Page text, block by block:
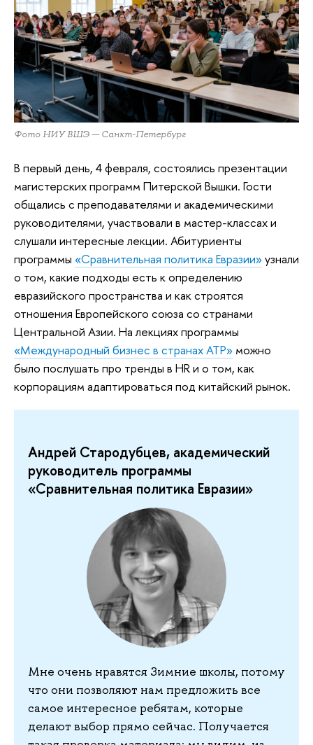
Фото НИУ ВШЭ — Санкт-Петербург
В первый день, 4 февраля, состоялись презентации
магистерских программ Питерской Вышки. Гости
общались с преподавателями и академическими
руководителями, участвовали в мастер-классах и
слушали интересные лекции. Абитуриенты
программы «Сравнительная политика Евразии»узнали
о том, какие подходы есть к определению
евразийского пространства и как строятся
отношения Европейского союза со странами
Центральной Азии. На лекциях программы
«Международный бизнес в странах АТР» можно
было послушать про тренды в HR и о том, как
корпорациям адаптироваться под китайский рынок.
Андрей Стародубцев, академический
руководитель программы
«Сравнительная политика Евразии»
Мне очень нравятся Зимние школы, потому
что они позволяют нам предложить все
самое интересное ребятам, которые
делают выбор прямо сейчас. Получается